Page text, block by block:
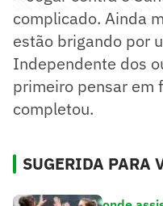
complicado. Ainda
estão brigando por
Independente dos
primeiro pensar em
completou.
SUGERIDA PARA